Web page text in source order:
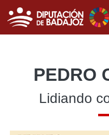
PEDRO
Lidiando